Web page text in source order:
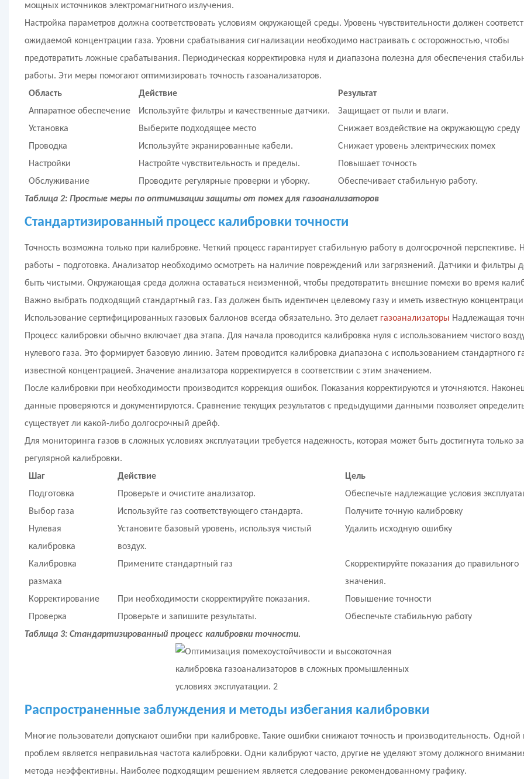
мощных источников электромагнитного излучения.
Настройка параметров должна соответствовать условиям окружающей среды. Уровень чувствительности должен
ожидаемой концентрации газа. Уровни срабатывания сигнализации необходимо настраивать с осторожностью, чтобы
предотвратить ложные срабатывания. Периодическая корректировка нуля и диапазона полезна для обеспечения
работы. Эти меры помогают оптимизировать точность газоанализаторов.
Область
Действие
Результат
Аппаратное обеспечение
Используйте фильтры и качественные датчики.
Защищает от пыли и влаги.
Установка
Выберите подходящее место
Снижает воздействие на окружающую среду
Проводка
Используйте экранированные кабели.
Снижает уровень электрических помех
Настройки
Настройте чувствительность и пределы.
Повышает точность
Обслуживание
Проводите регулярные проверки и уборку.
Обеспечивает стабильную работу.
Таблица 2: Простые меры по оптимизации защиты от помех для газоанализаторов
Стандартизированный процесс калибровки точности
Точность возможна только при калибровке. Четкий процесс гарантирует стабильную работу в долгосрочной перспективе.
работы – подготовка. Анализатор необходимо осмотреть на наличие повреждений или загрязнений. Датчики и фильтры
быть чистыми. Окружающая среда должна оставаться неизменной, чтобы предотвратить внешние помехи во время
Важно выбрать подходящий стандартный газ. Газ должен быть идентичен целевому газу и иметь известную
Использование сертифицированных газовых баллонов всегда обязательно. Это делает газоанализаторы Надлежащая
Процесс калибровки обычно включает два этапа. Для начала проводится калибровка нуля с использованием чистого
нулевого газа. Это формирует базовую линию. Затем проводится калибровка диапазона с использованием стандартного
известной концентрацией. Значение анализатора корректируется в соответствии с этим значением.
После калибровки при необходимости производится коррекция ошибок. Показания корректируются и уточняются.
данные проверяются и документируются. Сравнение текущих результатов с предыдущими данными позволяет
существует ли какой-либо долгосрочный дрейф.
Для мониторинга газов в сложных условиях эксплуатации требуется надежность, которая может быть достигнута только
регулярной калибровки.
Шаг
Действие
Цель
Подготовка
Проверьте и очистите анализатор.
Обеспечьте надлежащие условия
Выбор газа
Используйте газ соответствующего стандарта.
Получите точную калибровку
Нулевая
калибровка
Установите базовый уровень, используя чистый
воздух.
Удалить исходную ошибку
Калибровка
размаха
Примените стандартный газ
Скорректируйте показания до правильного
значения.
Корректирование
При необходимости скорректируйте показания.
Повышение точности
Проверка
Проверьте и запишите результаты.
Обеспечьте стабильную работу
Таблица 3: Стандартизированный процесс калибровки точности.
Распространенные заблуждения и методы избегания калибровки
Многие пользователи допускают ошибки при калибровке. Такие ошибки снижают точность и производительность. Одной
проблем является неправильная частота калибровки. Одни калибруют часто, другие не уделяют этому должного
метода неэффективны. Наиболее подходящим решением является следование рекомендованному графику.